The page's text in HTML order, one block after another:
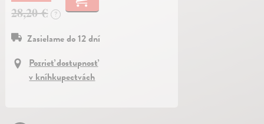
28,20 €
?
Zasielame do 12 dní
Pozrieť dostupnosť
v kníhkupectvách